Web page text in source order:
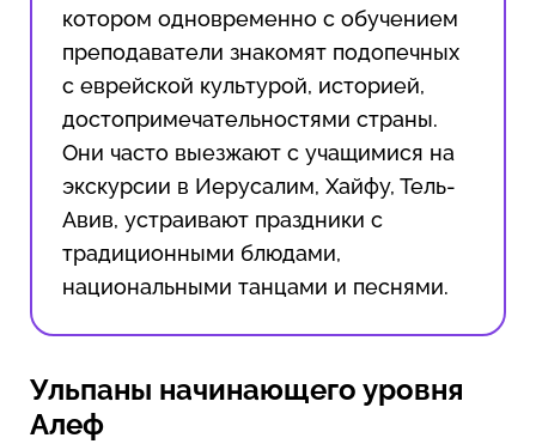
котором одновременно с обучением
преподаватели знакомят подопечных
с еврейской культурой, историей,
достопримечательностями страны.
Они часто выезжают с учащимися на
экскурсии в Иерусалим, Хайфу, Тель-
Авив, устраивают праздники с
традиционными блюдами,
национальными танцами и песнями.
Ульпаны начинающего уровня
Алеф